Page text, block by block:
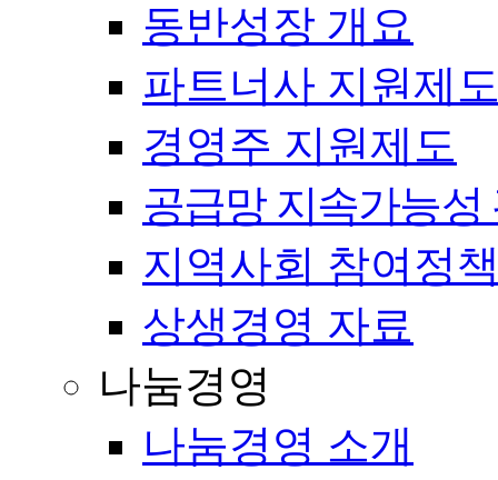
동반성장 개요
파트너사 지원제
경영주 지원제도
공급망 지속가능성
지역사회 참여정
상생경영 자료
나눔경영
나눔경영 소개